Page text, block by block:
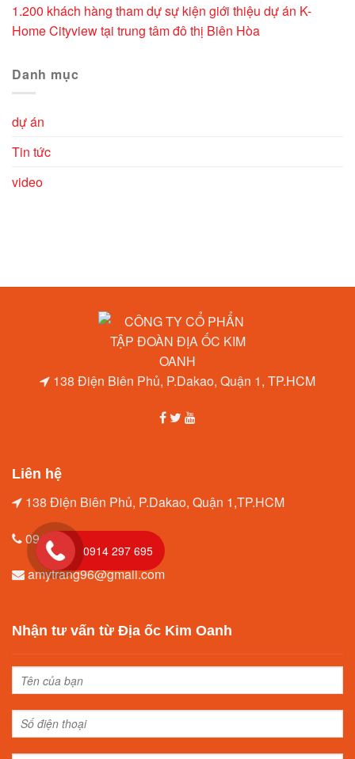
1.200 khách hàng tham dự sự kiện giới thiệu dự án K-
Home Cityview tại trung tâm đô thị Biên Hòa
Danh mục
dự án
Tin tức
video
138 Điện Biên Phủ, P.Dakao, Quận 1, TP.HCM
Liên hệ
138 Điện Biên Phủ, P.Dakao, Quận 1,TP.HCM
0914.297.695
amytrang96@gmail.com
Nhận tư vấn từ Địa ốc Kim Oanh
0914 297 695